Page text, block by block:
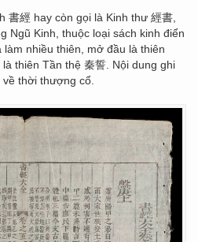
書經 hay còn gọi là Kinh thư 經書,
Ngũ Kinh, thuộc loại sách kinh điển
nhiều thiên, mở đầu là thiên
thiên Tần thệ 秦誓. Nội dung ghi
thời thượng cổ.